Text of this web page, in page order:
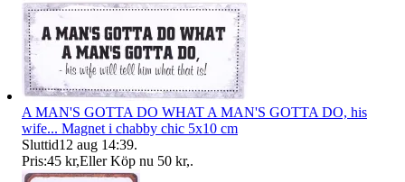
A MAN'S GOTTA DO WHAT A MAN'S GOTTA DO, his
wife... Magnet i chabby chic 5x10 cm
Sluttid12 aug 14:39.
Pris:45 kr,Eller Köp nu 50 kr,.